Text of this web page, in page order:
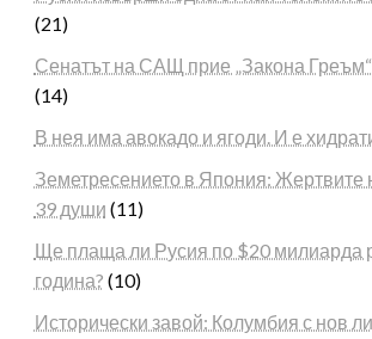
(21)
Сенатът на САЩ прие „Закона
(14)
В нея има авокадо и ягоди. И е
Земетресението в Япония: Жертвите
39 души (11)
Ще плаща ли Русия по $20 милиарда
година? (10)
Исторически завой: Колумбия с нов